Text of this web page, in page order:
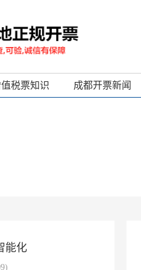
税票知识 成都开票新闻
能化